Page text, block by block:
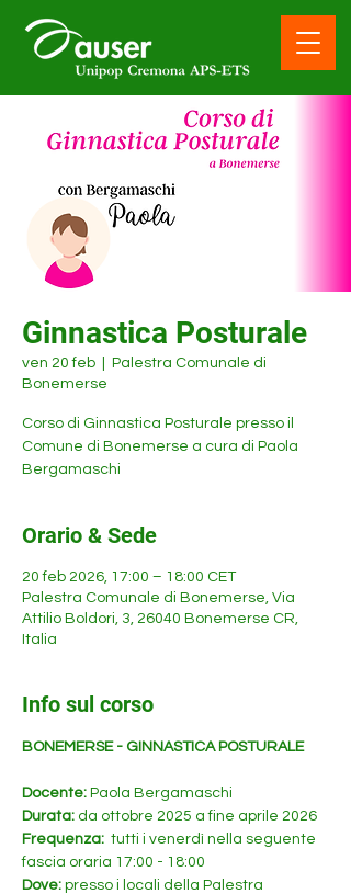
Ginnastica Posturale
ven 20 feb
Palestra Comunale di
Bonemerse
Corso di Ginnastica Posturale presso il
Comune di Bonemerse a cura di Paola
Bergamaschi
Orario & Sede
20 feb 2026, 17:00 – 18:00 CET
Palestra Comunale di Bonemerse, Via
Attilio Boldori, 3, 26040 Bonemerse CR,
Italia
Info sul corso
BONEMERSE - GINNASTICA POSTURALE
Docente: Paola Bergamaschi
Durata: da ottobre 2025 a fine aprile 2026
Frequenza: tutti i venerdì nella seguente
fascia oraria 17:00 - 18:00
Dove: presso i locali della Palestra